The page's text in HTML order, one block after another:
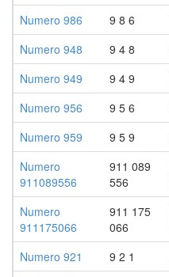
Numero 986
9 8 6
Numero 948
9 4 8
Numero 949
9 4 9
Numero 956
9 5 6
Numero 959
9 5 9
Numero
911089556
911 089
556
Numero
911175066
911 175
066
Numero 921
9 2 1